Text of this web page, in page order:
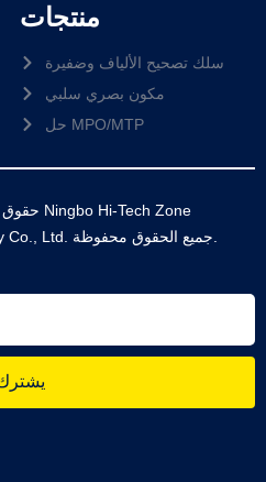
منتجات
سلك تصحيح الألياف وضفيرة
مكون بصري سلبي
حل MPO/MTP